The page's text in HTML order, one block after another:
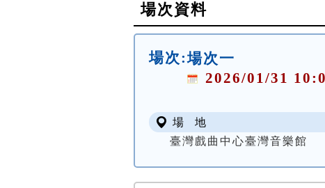
場次資料
場次:場次一
2026/01/31
場 地
臺灣戲曲中心臺灣音樂館